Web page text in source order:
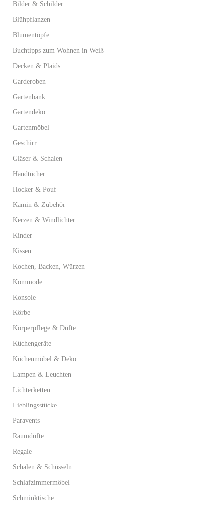
Bilder & Schilder
Blühpflanzen
Blumentöpfe
Buchtipps zum Wohnen in Weiß
Decken & Plaids
Garderoben
Gartenbank
Gartendeko
Gartenmöbel
Geschirr
Gläser & Schalen
Handtücher
Hocker & Pouf
Kamin & Zubehör
Kerzen & Windlichter
Kinder
Kissen
Kochen, Backen, Würzen
Kommode
Konsole
Körbe
Körperpflege & Düfte
Küchengeräte
Küchenmöbel & Deko
Lampen & Leuchten
Lichterketten
Lieblingsstücke
Paravents
Raumdüfte
Regale
Schalen & Schüsseln
Schlafzimmermöbel
Schminktische